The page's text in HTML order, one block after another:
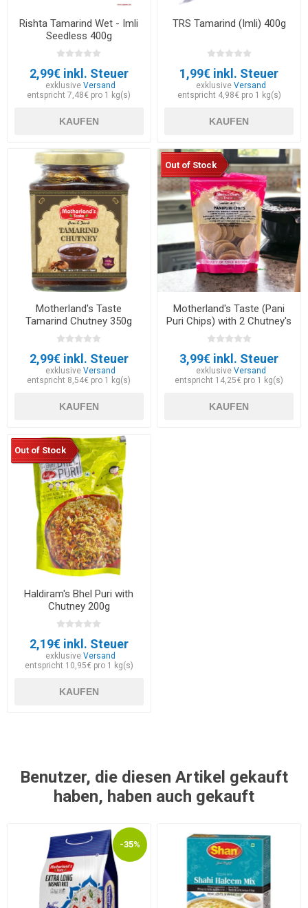
Rishta Tamarind Wet - Imli
Seedless 400g
2,99€ inkl. Steuer
exklusiveVersand
entspricht 7,48€ pro 1 kg(s)
KAUFEN
TRS Tamarind (Imli) 400g
1,99€ inkl. Steuer
exklusive Versand
entspricht 4,98€ pro 1 kg(s)
KAUFEN
Motherland's Taste
Tamarind Chutney 350g
2,99€ inkl. Steuer
exklusiveVersand
entspricht 8,54€ pro 1 kg(s)
KAUFEN
Out of Stock
Motherland's Taste (Pani
Puri Chips) with 2 Chutney's
200g + 80g
3,99€ inkl. Steuer
exklusive Versand
entspricht 14,25€ pro 1 kg(s)
KAUFEN
Out of Stock
Haldiram's Bhel Puri with
Chutney 200g
2,19€ inkl. Steuer
exklusiveVersand
entspricht 10,95€ pro 1 kg(s)
KAUFEN
Benutzer, die diesen Artikel gekauft
haben, haben auch gekauft
-35%